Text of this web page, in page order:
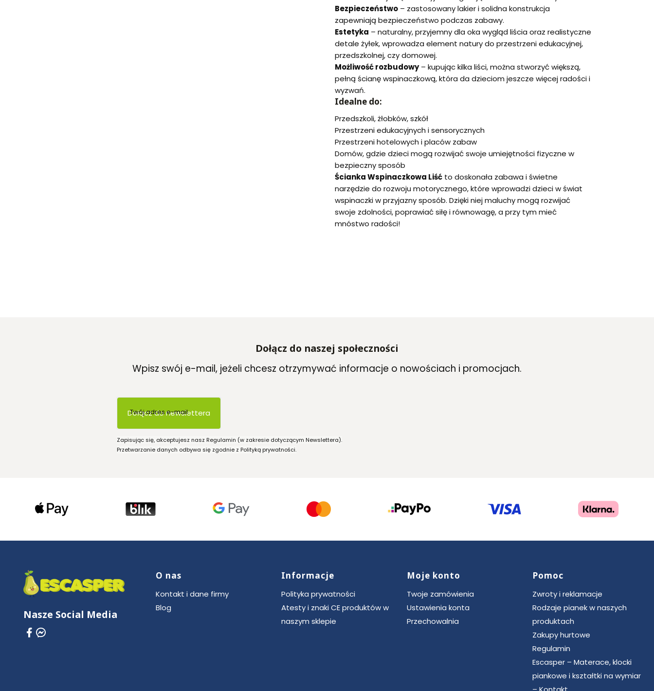
Bezpieczeństwo – zastosowany lakier i solidna konstrukcja
zapewniają bezpieczeństwo podczas zabawy.
Estetyka – naturalny, przyjemny dla oka wygląd liścia oraz realistyczne
detale żyłek, wprowadza element natury do przestrzeni edukacyjnej,
przedszkolnej, czy domowej.
Możliwość rozbudowy– kupując kilka liści, można stworzyć większą,
pełną ścianę wspinaczkową, która da dzieciom jeszcze więcej radości i
wyzwań.
Idealne do:
Przedszkoli, żłobków, szkół
Przestrzeni edukacyjnych i sensorycznych
Przestrzeni hotelowych i placów zabaw
Domów, gdzie dzieci mogą rozwijać swoje umiejętności fizyczne w
bezpieczny sposób
Ścianka Wspinaczkowa Liść to doskonała zabawa i świetne
narzędzie do rozwoju motorycznego, które wprowadzi dzieci w świat
wspinaczki w przyjazny sposób. Dzięki niej maluchy mogą rozwijać
swoje zdolności, poprawiać siłę i równowagę, a przy tym mieć
mnóstwo radości!
Dołącz do naszej społeczności
Wpisz swój e-mail, jeżeli chcesz otrzymywać informacje o nowościach i promocjach.
Twój adres e-mail
Dołącz do newslettera
Zapisując się, akceptujesz nasz Regulamin (w zakresie dotyczącym Newslettera).
Przetwarzanie danych odbywa się zgodnie z Polityką prywatności.
Nasze Social Media
Linki w stopce
O nas
Kontakt i dane firmy
Blog
Informacje
Polityka prywatności
Atesty i znaki CE produktów w
naszym sklepie
Moje konto
Twoje zamówienia
Ustawienia konta
Przechowalnia
Pomoc
Zwroty i reklamacje
Rodzaje pianek w naszych
produktach
Zakupy hurtowe
Regulamin
Escasper – Materace, klocki
piankowe i kształtki na wymiar